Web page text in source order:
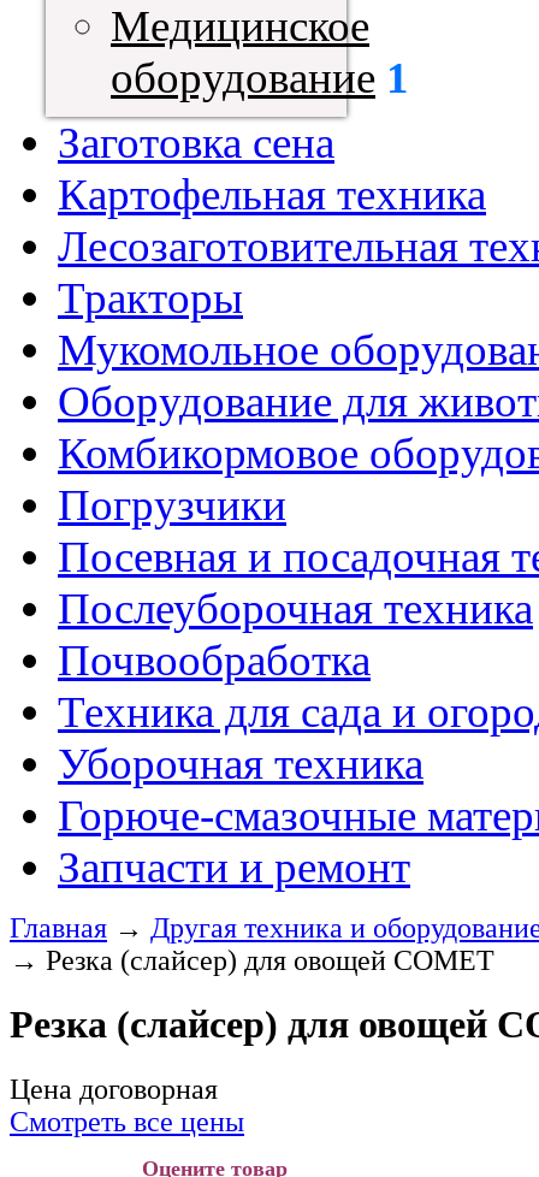
Медицинское
оборудование 1
Заготовка сена
Картофельная техника
Лесозаготовительная
Тракторы
Мукомольное
Оборудование для
Комбикормовое
Погрузчики
Посевная и посадочная
Послеуборочная техника
Почвообработка
Техника для сада и
Уборочная техника
Горюче-смазочные
Запчасти и ремонт
Главная → Другая техника и
→ Резка (слайсер) для овощей COMET
Резка (слайсер) для овощей
Цена договорная
Смотреть все цены
Оцените товар